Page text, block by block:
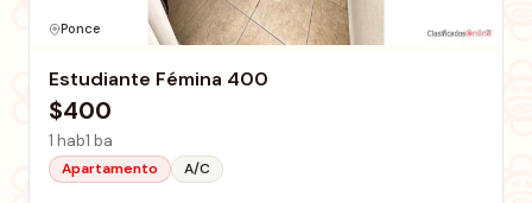
Ponce
Estudiante Fémina 400
$400
1 hab1 ba
Apartamento A/C